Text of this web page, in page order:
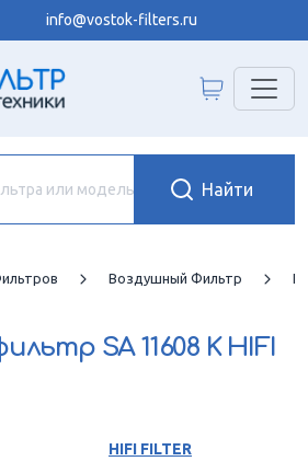
info@vostok-filters.ru
Воздушный Фильтр
SA 11608 K HIFI
HIFI FILTER